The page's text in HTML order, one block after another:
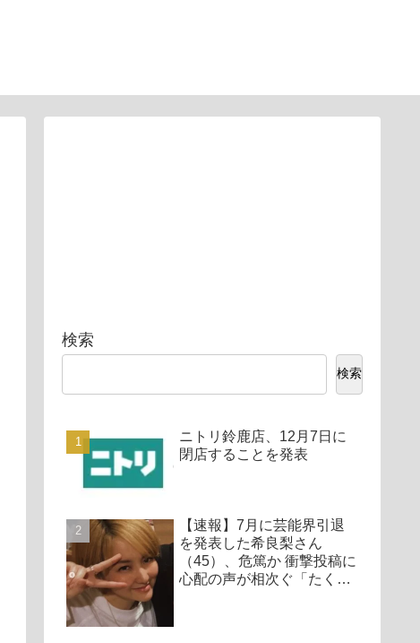
検索
検索
ニトリ鈴鹿店、12月7日に
閉店することを発表
【速報】7月に芸能界引退
を発表した希良梨さん
（45）、危篤か 衝撃投稿に
心配の声が相次ぐ「たくさ